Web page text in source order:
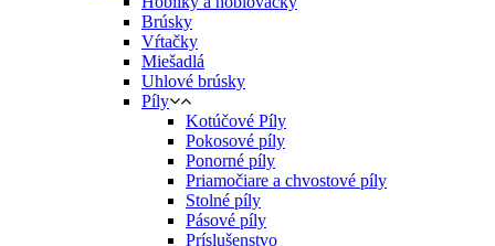
Brúsky
Vŕtačky
Miešadlá
Uhlové brúsky
Píly
Kotúčové Píly
Pokosové píly
Ponorné píly
Priamočiare a chvostové píly
Stolné píly
Pásové píly
Príslušenstvo